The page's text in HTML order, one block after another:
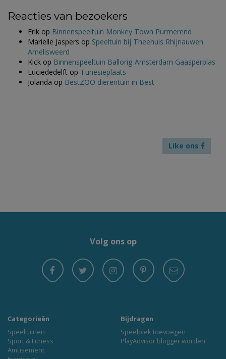
Reacties van bezoekers
Erik op Binnenspeeltuin Monkey Town Purmerend
Marielle Jaspers op Speeltuin bij Theehuis Rhijnauwen
Amelisweerd
Kick op Binnenspeeltuin Ballorig Amsterdam Gaasperplas
Luciededelft op Tunesiëplaats
Jolanda op BestZOO dierentuin in Best
Like ons
Volg ons op
Categorieën
Speeltuinen
Sport & Fitness
Amusement
Bijdragen
Speelplek toevoegen
PlayAdvisor blogger worden